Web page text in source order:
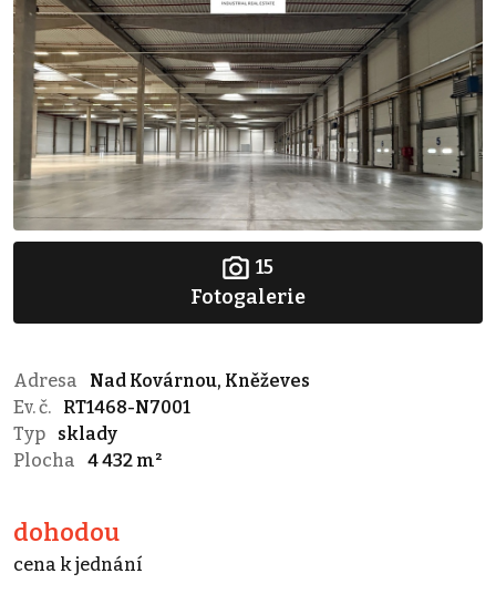
15
Fotogalerie
Adresa
Nad Kovárnou, Kněževes
Ev. č.
RT1468-N7001
Typ
sklady
Plocha
4 432 m²
dohodou
cena k jednání